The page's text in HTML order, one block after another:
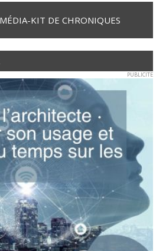
KIT DE CHRONIQUES
PUBLICITE